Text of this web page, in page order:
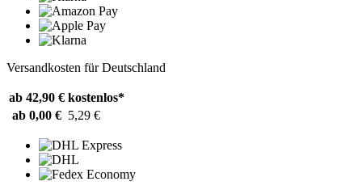
Versandkosten für Deutschland
ab 42,90 € kostenlos*
ab 0,00 € 5,29 €